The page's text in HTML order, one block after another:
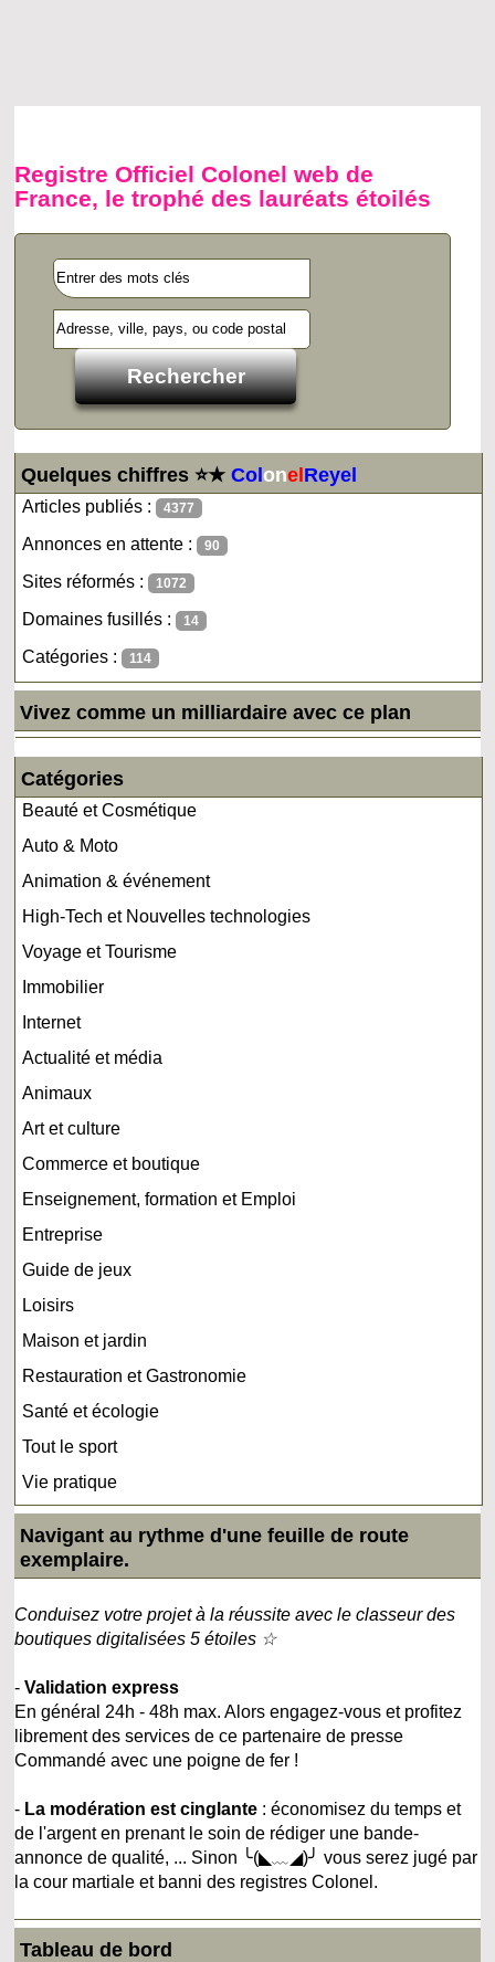
Registre Officiel Colonel web de
France, le trophé des lauréats étoilés
Quelques chiffres ⭐★ColonelReyel
Articles publiés : 4377
Annonces en attente : 90
Sites réformés : 1072
Domaines fusillés : 14
Catégories : 114
Vivez comme un milliardaire avec ce plan
Catégories
Beauté et Cosmétique
Auto & Moto
Animation & événement
High-Tech et Nouvelles technologies
Voyage et Tourisme
Immobilier
Internet
Actualité et média
Animaux
Art et culture
Commerce et boutique
Enseignement, formation et Emploi
Entreprise
Guide de jeux
Loisirs
Maison et jardin
Restauration et Gastronomie
Santé et écologie
Tout le sport
Vie pratique
Navigant au rythme d'une feuille de route
exemplaire.
Conduisez votre projet à la réussite avec le classeur des
boutiques digitalisées 5 étoiles ☆
-Validation express
En général 24h - 48h max. Alors engagez-vous et profitez
librement des services de ce partenaire de presse
Commandé avec une poigne de fer !
- La modération est cinglante : économisez du temps et
de l'argent en prenant le soin de rédiger une bande-
annonce de qualité, ... Sinon ╰(◣﹏◢)╯ vous serez jugé par
la cour martiale et banni des registres Colonel.
Tableau de bord